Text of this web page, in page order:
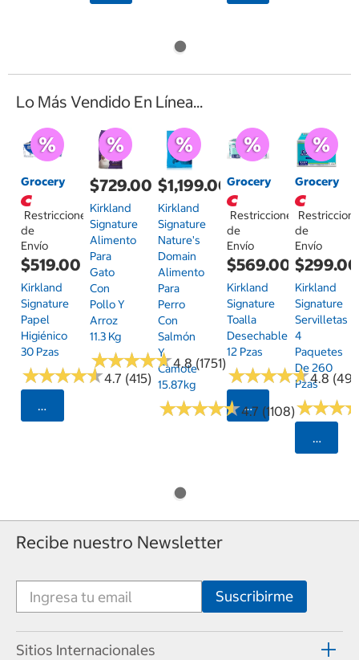
Lo Más Vendido En Línea...
Grocery
Restricciones
de
Envío
$519.00
Kirkland
Signature
Papel
Higiénico
30 Pzas
★★★★★
★★★★★4.7 (415)
Seleccionar Código Postal
$729.00
Kirkland
Signature
Alimento
Para
Gato
Con
Pollo Y
Arroz
11.3 Kg
★★★★★
★★★★★4.8 (1751)
$1,199.00
Kirkland
Signature
Nature's
Domain
Alimento
Para
Perro
Con
Salmón
Y
Camote
15.87kg
★★★★★
★★★★★4.7 (1108)
Grocery
Restricciones
de
Envío
$569.00
Kirkland
Signature
Toalla
Desechable
12 Pzas
★★★★★
★★★★★4.8
Seleccionar
Grocery
de
Envío
$299.00
Kirkland
Signature
Servilletas
4
Paquetes
De 260
Pzas
★★★
★★★
Recibe nuestro Newsletter
Sitios Internacionales